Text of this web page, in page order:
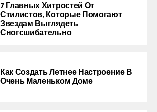
7 Главных Хитростей От
Стилистов, Которые Помогают
Звездам Выглядеть
Сногсшибательно
Как Создать Летнее Настроение В
Очень Маленьком Доме